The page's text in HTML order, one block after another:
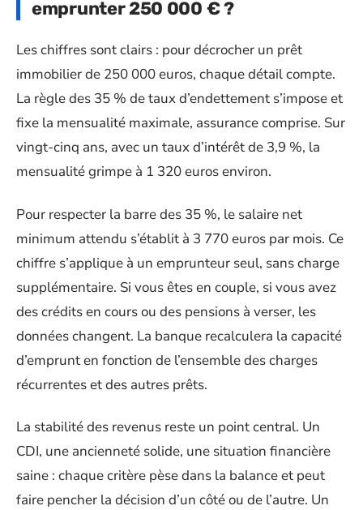
emprunter 250 000 € ?
Les chiffres sont clairs : pour décrocher un prêt
immobilier de 250 000 euros, chaque détail compte.
La règle des 35 % de taux d’endettement s’impose et
fixe la mensualité maximale, assurance comprise. Sur
vingt-cinq ans, avec un taux d’intérêt de 3,9 %, la
mensualité grimpe à 1 320 euros environ.
Pour respecter la barre des 35 %, le salaire net
minimum attendu s’établit à 3 770 euros par mois. Ce
chiffre s’applique à un emprunteur seul, sans charge
supplémentaire. Si vous êtes en couple, si vous avez
des crédits en cours ou des pensions à verser, les
données changent. La banque recalculera la capacité
d’emprunt en fonction de l’ensemble des charges
récurrentes et des autres prêts.
La stabilité des revenus reste un point central. Un
CDI, une ancienneté solide, une situation financière
saine : chaque critère pèse dans la balance et peut
faire pencher la décision d’un côté ou de l’autre. Un